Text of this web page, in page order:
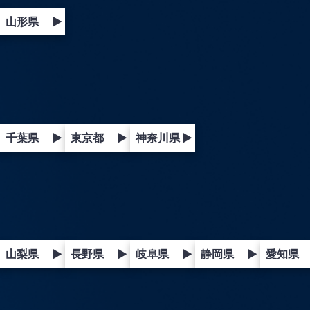
山形県 ▶
千葉県 ▶ 東京都 ▶ 神奈川県 ▶
山梨県 ▶ 長野県 ▶ 岐阜県 ▶ 静岡県 ▶ 愛知県